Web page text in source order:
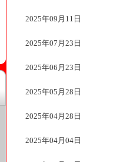
2025年09月11日
2025年07月23日
2025年06月23日
2025年05月28日
2025年04月28日
2025年04月04日